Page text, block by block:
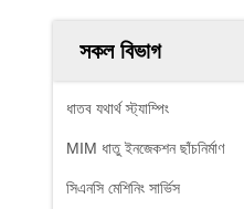
সকল বিভাগ
ধাতব যথার্থ স্ট্যাম্পিং
MIM ধাতু ইনজেকশন ছাঁচনির্মাণ
সিএনসি মেশিনিং সার্ভিস